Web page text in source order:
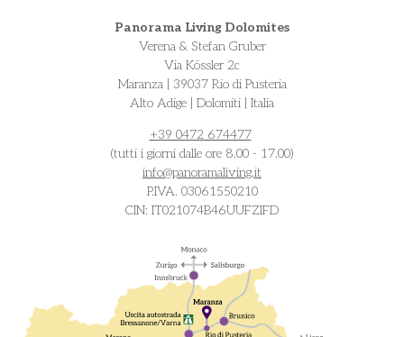
Panorama Living Dolomites
Verena & Stefan Gruber
Via Kössler 2c
Maranza | 39037 Rio di Pusteria
Alto Adige | Dolomiti | Italia
+39 0472 674477
(tutti i giorni dalle ore 8.00 - 17.00)
info@panoramaliving.it
P.IVA. 03061550210
CIN: IT021074B46UUFZIFD